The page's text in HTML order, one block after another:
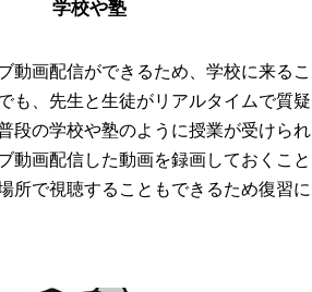
学校や塾
動画配信ができるため、学校に来るこ
も、先生と生徒がリアルタイムで質疑
段の学校や塾のように授業が受けられ
動画配信した動画を録画しておくこと
所で視聴することもできるため復習に